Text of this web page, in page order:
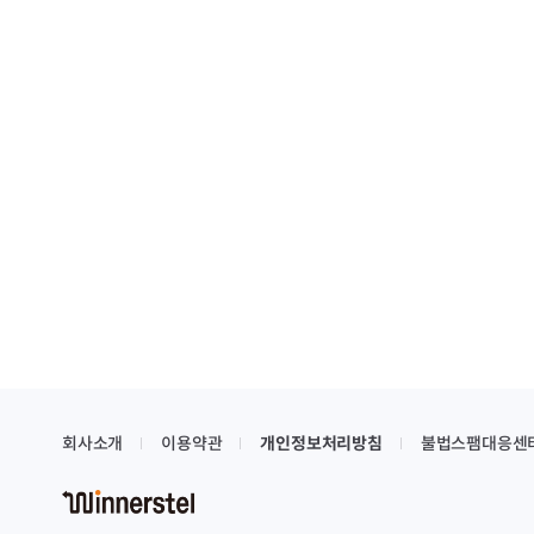
회사소개 이용약관 개인정보처리방침 불법스팸대응센